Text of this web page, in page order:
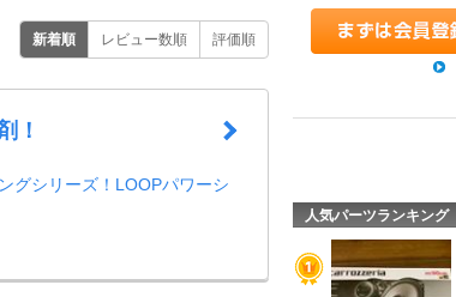
新着順 レビュー数順 評価順
！
グシリーズ！LOOPパワーシ
人気パーツランキング